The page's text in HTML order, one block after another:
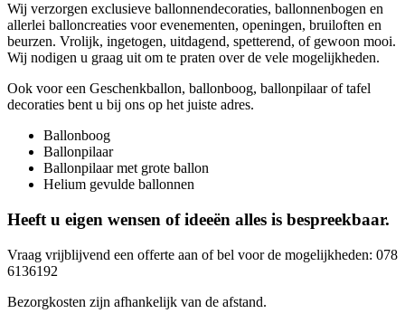
Wij verzorgen exclusieve ballonnendecoraties, ballonnenbogen en
allerlei balloncreaties voor evenementen, openingen, bruiloften en
beurzen. Vrolijk, ingetogen, uitdagend, spetterend, of gewoon mooi.
Wij nodigen u graag uit om te praten over de vele mogelijkheden.
Ook voor een Geschenkballon, ballonboog, ballonpilaar of tafel
decoraties bent u bij ons op het juiste adres.
Ballonboog
Ballonpilaar
Ballonpilaar met grote ballon
Helium gevulde ballonnen
Heeft u eigen wensen of ideeën alles is bespreekbaar.
Vraag vrijblijvend een offerte aan of bel voor de mogelijkheden: 078
6136192
Bezorgkosten zijn afhankelijk van de afstand.